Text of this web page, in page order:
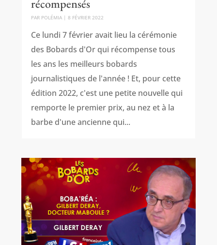
récompensés
PAR POLÉMIA| 8 FÉVRIER 2022
Ce lundi 7 février avait lieu la cérémonie
des Bobards d'Or qui récompense tous
les ans les meilleurs bobards
journalistiques de l'année ! Et, pour cette
édition 2022, c'est une petite nouvelle qui
remporte le premier prix, au nez et à la
barbe d'une ancienne qui...